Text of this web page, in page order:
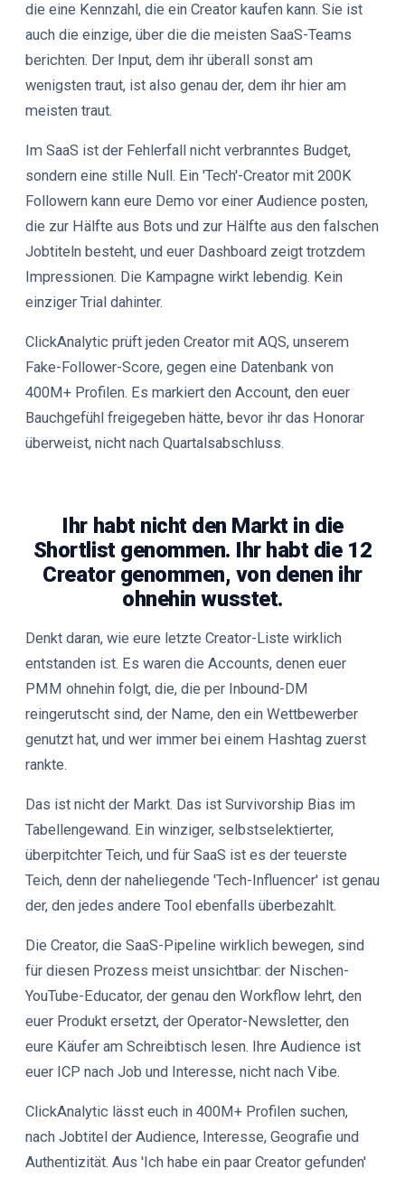
die eine Kennzahl, die ein Creator kaufen kann. Sie ist
auch die einzige, über die die meisten SaaS-Teams
berichten. Der Input, dem ihr überall sonst am
wenigsten traut, ist also genau der, dem ihr hier am
meisten traut.
Im SaaS ist der Fehlerfall nicht verbranntes Budget,
sondern eine stille Null. Ein 'Tech'-Creator mit 200K
Followern kann eure Demo vor einer Audience posten,
die zur Hälfte aus Bots und zur Hälfte aus den falschen
Jobtiteln besteht, und euer Dashboard zeigt trotzdem
Impressionen. Die Kampagne wirkt lebendig. Kein
einziger Trial dahinter.
ClickAnalytic prüft jeden Creator mit AQS, unserem
Fake-Follower-Score, gegen eine Datenbank von
400M+ Profilen. Es markiert den Account, den euer
Bauchgefühl freigegeben hätte, bevor ihr das Honorar
überweist, nicht nach Quartalsabschluss.
Ihr habt nicht den Markt in die
Shortlist genommen. Ihr habt die 12
Creator genommen, von denen ihr
ohnehin wusstet.
Denkt daran, wie eure letzte Creator-Liste wirklich
entstanden ist. Es waren die Accounts, denen euer
PMM ohnehin folgt, die, die per Inbound-DM
reingerutscht sind, der Name, den ein Wettbewerber
genutzt hat, und wer immer bei einem Hashtag zuerst
rankte.
Das ist nicht der Markt. Das ist Survivorship Bias im
Tabellengewand. Ein winziger, selbstselektierter,
überpitchter Teich, und für SaaS ist es der teuerste
Teich, denn der naheliegende 'Tech-Influencer' ist genau
der, den jedes andere Tool ebenfalls überbezahlt.
Die Creator, die SaaS-Pipeline wirklich bewegen, sind
für diesen Prozess meist unsichtbar: der Nischen-
YouTube-Educator, der genau den Workflow lehrt, den
euer Produkt ersetzt, der Operator-Newsletter, den
eure Käufer am Schreibtisch lesen. Ihre Audience ist
euer ICP nach Job und Interesse, nicht nach Vibe.
ClickAnalytic lässt euch in 400M+ Profilen suchen,
nach Jobtitel der Audience, Interesse, Geografie und
Authentizität. Aus 'Ich habe ein paar Creator gefunden'